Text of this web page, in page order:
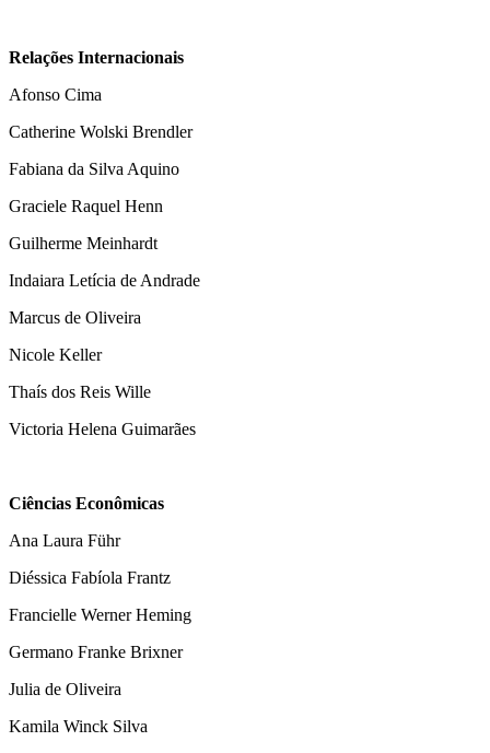
Relações Internacionais
Afonso Cima
Catherine Wolski Brendler
Fabiana da Silva Aquino
Graciele Raquel Henn
Guilherme Meinhardt
Indaiara Letícia de Andrade
Marcus de Oliveira
Nicole Keller
Thaís dos Reis Wille
Victoria Helena Guimarães
Ciências Econômicas
Ana Laura Führ
Diéssica Fabíola Frantz
Francielle Werner Heming
Germano Franke Brixner
Julia de Oliveira
Kamila Winck Silva